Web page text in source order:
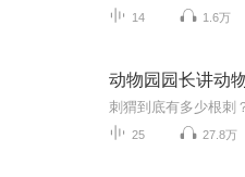
14 1.6万
动物园园长讲动
25 27.8万